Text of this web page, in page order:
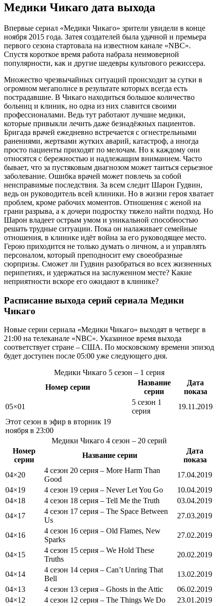
Медики Чикаго дата выхода
Впервые сериал «Медики Чикаго» зрители увидели в конце
ноября 2015 года. Затея создателей была удачной и премьера
первого сезона стартовала на известном канале «NBC».
Спустя короткое время работа набрала неимоверной
популярности, как и другие шедевры культового режиссера.
Множество чрезвычайных ситуаций происходит за сутки в
огромном мегаполисе в результате которых всегда есть
пострадавшие. В Чикаго находиться большое количество
больниц и клиник, но одна из них славится своими
профессионалами. Ведь тут работают лучшие медики,
которые привыкли лечить даже безнадёжных пациентов.
Бригада врачей ежедневно встречается с огнестрельными
ранениями, жертвами жутких аварий, катастроф, а иногда
просто пациенты приходят по мелочам. Но к каждому они
относятся с бережностью и надлежащим вниманием. Часто
бывает, что за пустяковым диагнозом может таиться серьезное
заболевание. Ошибка врачей может повлечь за собой
неисправимые последствия. За всем следит Шарон Гудвин,
ведь он руководитель всей клиники. Но в жизни героя хватает
проблем, кроме рабочих моментов. Отношения с женой на
грани разрыва, а к дочери подростку тяжело найти подход. Но
Шарон владеет острым умом и уникальной способностью
решать трудные ситуации. Пока он налаживает семейные
отношения, в клинике идёт война за его руководящее место.
Герою приходится не только думать о личном, а и управлять
персоналом, который преподносит ему своеобразные
сюрпризы. Сможет ли Гудвин разобраться во всех жизненных
перипетиях, и удержаться на заслуженном месте? Какие
неприятности вскоре его ожидают в клинике?
Расписание выхода серий сериала Медики
Чикаго
Новые серии сериала «Медики Чикаго» выходят в четверг в
21:00 на телеканале «NBC». Указанное время выхода
соответствует стране – США. По московскому времени эпизод
будет доступен после 05:00 уже следующего дня.
Медики Чикаго 5 сезон – 1 серия
Номер серии
Название
серии
Дата
показа
05×01
5 сезон 1
серия
19.11.2019
Этот сезон в эфир в вторник 19
ноября в 23:00
Медики Чикаго 4 сезон – 20 серий
Номер
серии
Название серии
Дата
показа
04×20
4 сезон 20 серия – More Harm Than
Good
17.04.2019
04×19
4 сезон 19 серия – Never Let You Go
10.04.2019
04×18
4 сезон 18 серия – Tell Me the Truth
03.04.2019
04×17
4 сезон 17 серия – The Space Between
Us
27.03.2019
04×16
4 сезон 16 серия – Old Flames, New
Sparks
27.02.2019
04×15
4 сезон 15 серия – We Hold These
Truths
20.02.2019
04×14
4 сезон 14 серия – Can’t Unring That
Bell
13.02.2019
04×13
4 сезон 13 серия – Ghosts in the Attic
06.02.2019
04×12
4 сезон 12 серия – The Things We Do 23.01.2019